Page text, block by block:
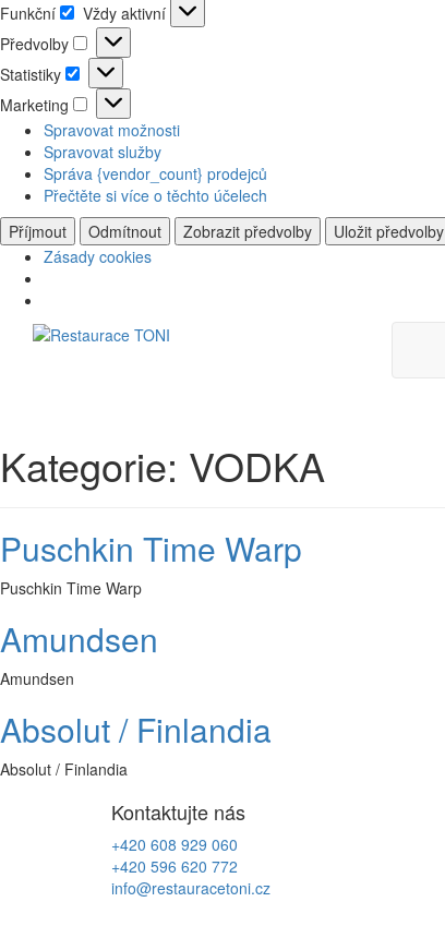
Funkční
Funkční
Vždy aktivní
Předvolby
Předvolby
Statistiky
Statistiky
Marketing
Marketing
Spravovat možnosti
Spravovat služby
Správa {vendor_count} prodejců
Přečtěte si více o těchto účelech
Příjmout
Odmítnout Zobrazit předvolby Uložit předvolby
Zásady cookies
Kategorie: VODKA
Puschkin Time Warp
Puschkin Time Warp
Amundsen
Amundsen
Absolut / Finlandia
Absolut / Finlandia
Kontaktujte nás
+420 608 929 060
+420 596 620 772
info@restauracetoni.cz